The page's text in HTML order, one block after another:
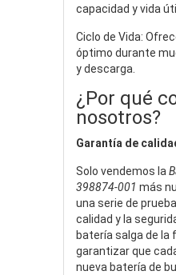
capacidad y vida útil.
Ciclo de Vida:
óptimo durante
y descarga.
¿Por qué
nosotros?
Garantía de
Solo vendemos la
398874-001 más
una serie de
calidad y la
batería salga de la
garantizar que
nueva batería de